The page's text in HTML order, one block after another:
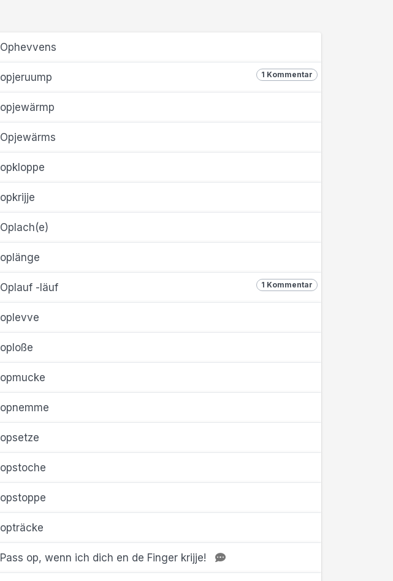
Ophevvens
1 Kommentar
opjeruump
opjewärmp
Opjewärms
opkloppe
opkrijje
Oplach(e)
oplänge
1 Kommentar
Oplauf -läuf
oplevve
oploße
opmucke
opnemme
opsetze
opstoche
opstoppe
opträcke
Pass op, wenn ich dich en de Finger krijje!